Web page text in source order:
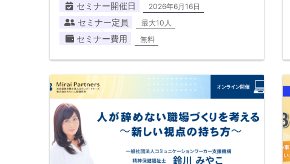
セミナー開催日 2026年6月16日
セミナー定員 最大10人
セミナー費用 無料